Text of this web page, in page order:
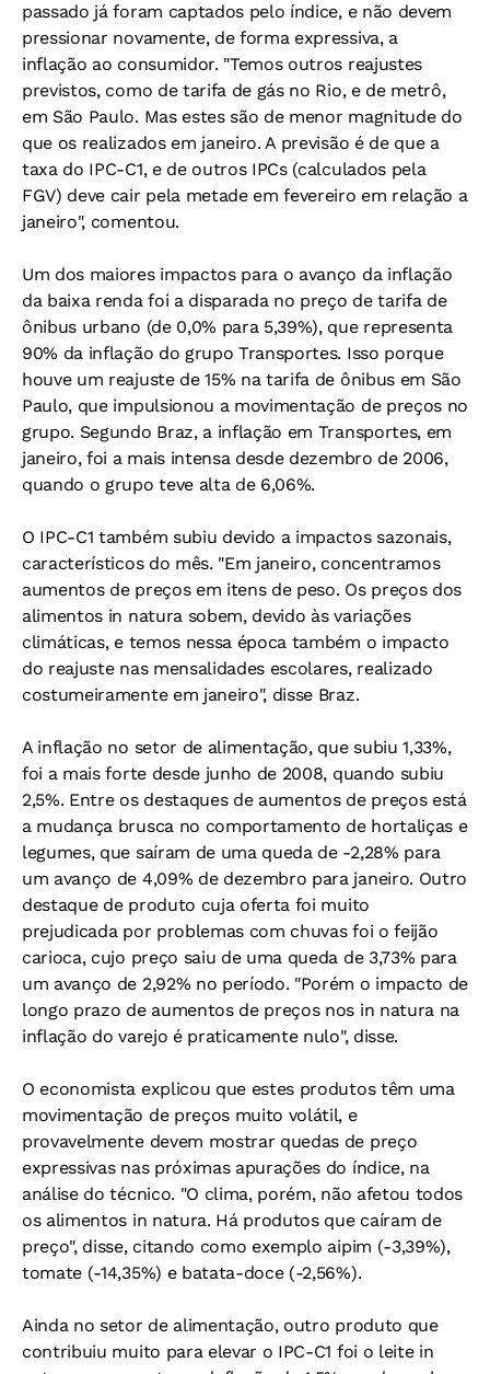
passado já foram captados pelo índice, e não devem
pressionar novamente, de forma expressiva, a
inflação ao consumidor. "Temos outros reajustes
previstos, como de tarifa de gás no Rio, e de metrô,
em São Paulo. Mas estes são de menor magnitude do
que os realizados em janeiro. A previsão é de que a
taxa do IPC-C1, e de outros IPCs (calculados pela
FGV) deve cair pela metade em fevereiro em relação a
janeiro", comentou.
Um dos maiores impactos para o avanço da inflação
da baixa renda foi a disparada no preço de tarifa de
ônibus urbano (de 0,0% para 5,39%), que representa
90% da inflação do grupo Transportes. Isso porque
houve um reajuste de 15% na tarifa de ônibus em São
Paulo, que impulsionou a movimentação de preços no
grupo. Segundo Braz, a inflação em Transportes, em
janeiro, foi a mais intensa desde dezembro de 2006,
quando o grupo teve alta de 6,06%.
O IPC-C1 também subiu devido a impactos sazonais,
característicos do mês. "Em janeiro, concentramos
aumentos de preços em itens de peso. Os preços dos
alimentos in natura sobem, devido às variações
climáticas, e temos nessa época também o impacto
do reajuste nas mensalidades escolares, realizado
costumeiramente em janeiro", disse Braz.
A inflação no setor de alimentação, que subiu 1,33%,
foi a mais forte desde junho de 2008, quando subiu
2,5%. Entre os destaques de aumentos de preços está
a mudança brusca no comportamento de hortaliças e
legumes, que saíram de uma queda de -2,28% para
um avanço de 4,09% de dezembro para janeiro. Outro
destaque de produto cuja oferta foi muito
prejudicada por problemas com chuvas foi o feijão
carioca, cujo preço saiu de uma queda de 3,73% para
um avanço de 2,92% no período. "Porém o impacto de
longo prazo de aumentos de preços nos in natura na
inflação do varejo é praticamente nulo", disse.
O economista explicou que estes produtos têm uma
movimentação de preços muito volátil, e
provavelmente devem mostrar quedas de preço
expressivas nas próximas apurações do índice, na
análise do técnico. "O clima, porém, não afetou todos
os alimentos in natura. Há produtos que caíram de
preço", disse, citando como exemplo aipim (-3,39%),
tomate (-14,35%) e batata-doce (-2,56%).
Ainda no setor de alimentação, outro produto que
contribuiu muito para elevar o IPC-C1 foi o leite in